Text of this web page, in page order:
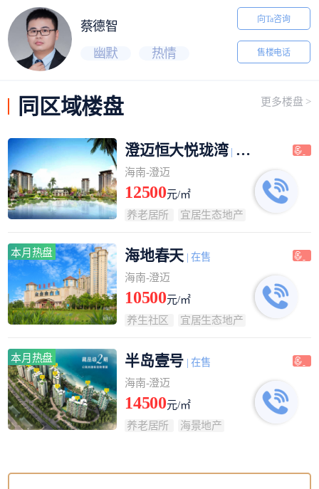
蔡德智
幽默
热情
向Ta咨询
售楼电话
同区域楼盘 更多楼盘 >
澄迈恒大悦珑湾| 在售
海南-澄迈
12500元/㎡
养老居所
宜居生态地产
本月热盘 海地春天 | 在售
海南-澄迈
10500元/㎡
养生社区
宜居生态地产
本月热盘 半岛壹号 | 在售
海南-澄迈
14500元/㎡
养老居所
海景地产